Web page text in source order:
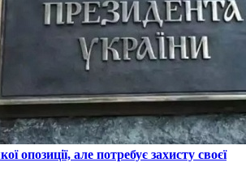
опозиції, але потребує захисту своєї